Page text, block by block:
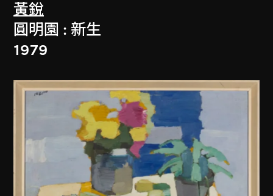
黃銳
圓明園 : 新生
1979